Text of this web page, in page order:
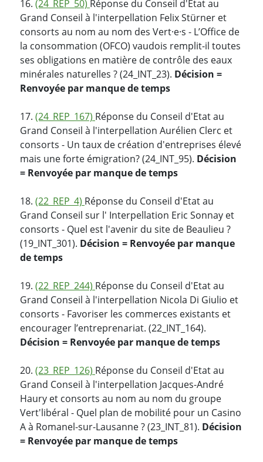
16. (24_REP_50) Réponse du Conseil d'Etat au
Grand Conseil à l'interpellation Felix Stürner et
consorts au nom au nom des Vert·e·s - L’Office de
la consommation (OFCO) vaudois remplit-il toutes
ses obligations en matière de contrôle des eaux
minérales naturelles ? (24_INT_23). Décision =
Renvoyée par manque de temps
17. (24_REP_167) Réponse du Conseil d'Etat au
Grand Conseil à l'interpellation Aurélien Clerc et
consorts - Un taux de création d'entreprises élevé
mais une forte émigration? (24_INT_95). Décision
= Renvoyée par manque de temps
18. (22_REP_4) Réponse du Conseil d'Etat au
Grand Conseil sur l' Interpellation Eric Sonnay et
consorts - Quel est l'avenir du site de Beaulieu ?
(19_INT_301). Décision = Renvoyée par manque
de temps
19. (22_REP_244) Réponse du Conseil d'Etat au
Grand Conseil à l'interpellation Nicola Di Giulio et
consorts - Favoriser les commerces existants et
encourager l’entreprenariat. (22_INT_164).
Décision = Renvoyée par manque de temps
20. (23_REP_126) Réponse du Conseil d'Etat au
Grand Conseil à l'interpellation Jacques-André
Haury et consorts au nom au nom du groupe
Vert'libéral - Quel plan de mobilité pour un Casino
A à Romanel-sur-Lausanne ? (23_INT_81). Décision
= Renvoyée par manque de temps